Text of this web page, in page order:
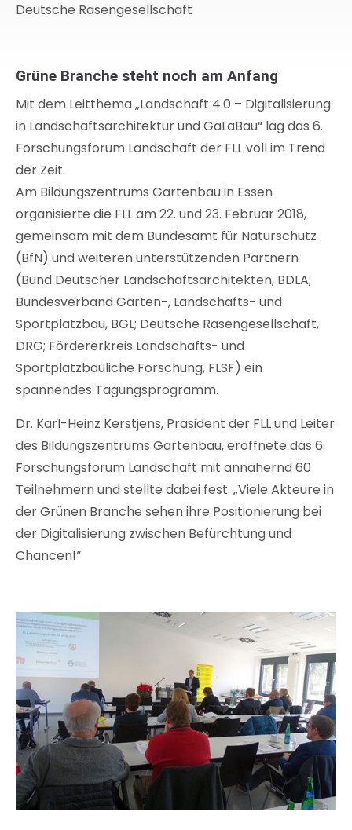
Deutsche Rasengesellschaft
Grüne Branche steht noch am Anfang
Mit dem Leitthema „Landschaft 4.0 – Digitalisierung
in Landschaftsarchitektur und GaLaBau“ lag das 6.
Forschungsforum Landschaft der FLL voll im Trend
der Zeit.
Am Bildungszentrums Gartenbau in Essen
organisierte die FLL am 22. und 23. Februar 2018,
gemeinsam mit dem Bundesamt für Naturschutz
(BfN) und weiteren unterstützenden Partnern
(Bund Deutscher Landschaftsarchitekten, BDLA;
Bundesverband Garten-, Landschafts- und
Sportplatzbau, BGL; Deutsche Rasengesellschaft,
DRG; Fördererkreis Landschafts- und
Sportplatzbauliche Forschung, FLSF) ein
spannendes Tagungsprogramm.
Dr. Karl-Heinz Kerstjens, Präsident der FLL und Leiter
des Bildungszentrums Gartenbau, eröffnete das 6.
Forschungsforum Landschaft mit annähernd 60
Teilnehmern und stellte dabei fest: „Viele Akteure in
der Grünen Branche sehen ihre Positionierung bei
der Digitalisierung zwischen Befürchtung und
Chancen!“